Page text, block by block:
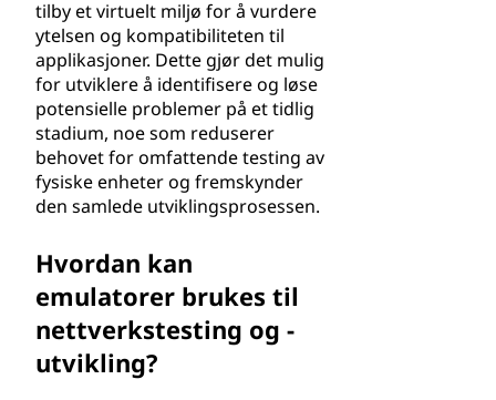
tilby et virtuelt miljø for å vurdere
ytelsen og kompatibiliteten til
applikasjoner. Dette gjør det mulig
for utviklere å identifisere og løse
potensielle problemer på et tidlig
stadium, noe som reduserer
behovet for omfattende testing av
fysiske enheter og fremskynder
den samlede utviklingsprosessen.
Hvordan kan
emulatorer brukes til
nettverkstesting og -
utvikling?